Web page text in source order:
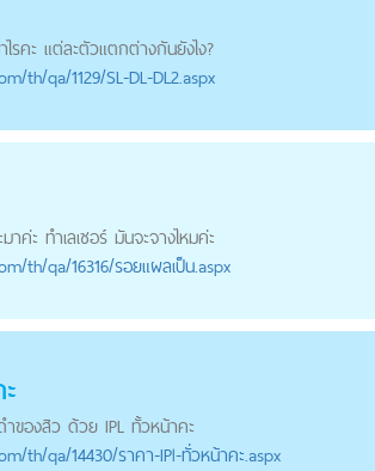
ไรคะ แต่ละตัวแตกต่างกันยังไง?
/th/qa/1129/SL-DL-DL2.aspx
มาค่ะ ทำเลเซอร์ มันจะจางไหมค่ะ
/th/qa/16316/รอยแผลเป็น.aspx
ำของสิว ด้วย IPL ทั้วหน้าคะ
/th/qa/14430/ราคา-IPl-ทั่วหน้าคะ.aspx